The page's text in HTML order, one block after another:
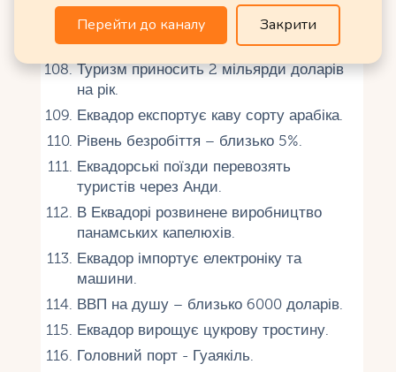
року.
Еквадор видобуває срібло та мідь.
Туризм приносить 2 мільярди доларів
на рік.
Еквадор експортує каву сорту арабіка.
Рівень безробіття – близько 5%.
Еквадорські поїзди перевозять
туристів через Анди.
В Еквадорі розвинене виробництво
панамських капелюхів.
Еквадор імпортує електроніку та
машини.
ВВП на душу – близько 6000 доларів.
Еквадор вирощує цукрову тростину.
Головний порт - Гуаякіль.
Перейти до каналу Закрити